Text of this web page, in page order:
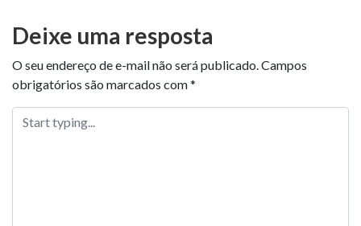
Deixe uma resposta
O seu endereço de e-mail não será publicado.Campos
obrigatórios são marcados com*